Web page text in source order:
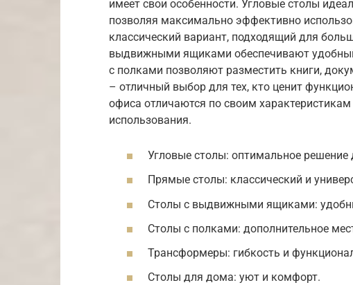
имеет свои особенности. Угловые столы
позволяя максимально эффективно
классический вариант, подходящий для
выдвижными ящиками обеспечивают
с полками позволяют разместить книги,
– отличный выбор для тех, кто ценит
офиса отличаются по своим
использования.
Угловые столы: оптимальное решение
Прямые столы: классический и
Столы с выдвижными ящиками:
Столы с полками: дополнительное
Трансформеры: гибкость и
Столы для дома: уют и комфорт.